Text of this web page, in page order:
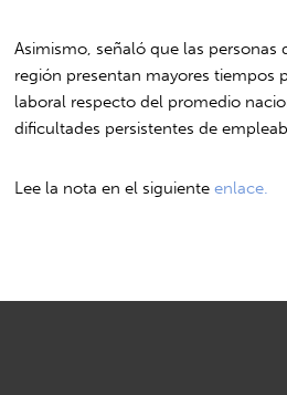
Asimismo, señaló que las personas
región presentan mayores tiempos
laboral respecto del promedio
dificultades persistentes de
Lee la nota en el siguienteenlace.